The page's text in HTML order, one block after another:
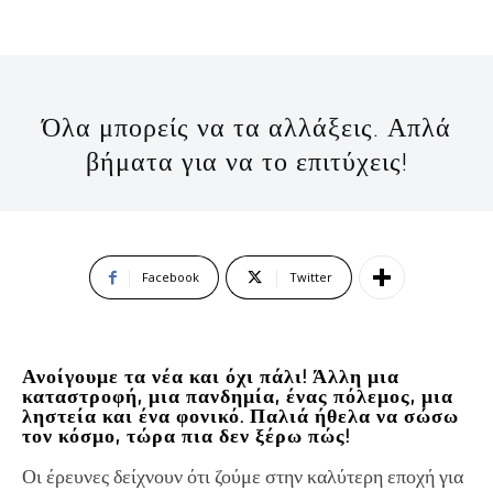
Όλα μπορείς να τα αλλάξεις. Απλά
βήματα για να το επιτύχεις!
Facebook Twitter
Ανοίγουμε τα νέα και όχι πάλι! Άλλη μια
καταστροφή, μια πανδημία, ένας πόλεμος, μια
ληστεία και ένα φονικό. Παλιά ήθελα να σώσω
τον κόσμο, τώρα πια δεν ξέρω πώς!
Οι έρευνες δείχνουν ότι ζούμε στην καλύτερη εποχή για